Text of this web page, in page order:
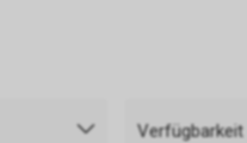
Verfügbarkeit